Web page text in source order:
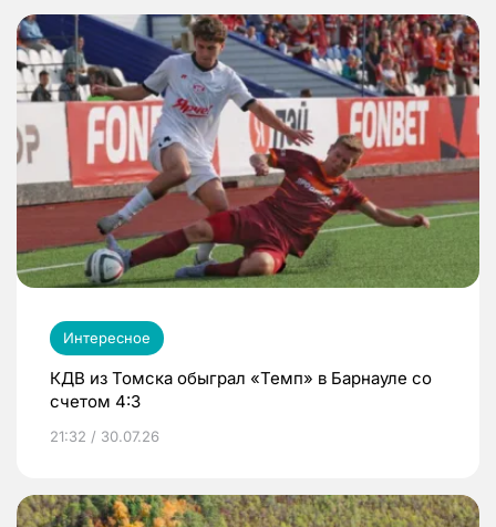
Интересное
КДВ из Томска обыграл «Темп» в Барнауле со
счетом 4:3
21:32 / 30.07.26